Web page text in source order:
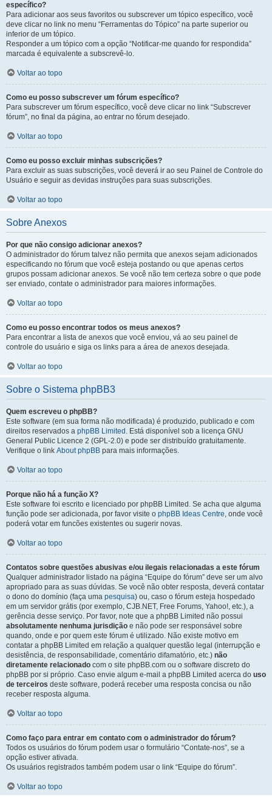
específico?
Para adicionar aos seus favoritos ou subscrever um tópico específico, você
deve clicar no link no menu “Ferramentas do Tópico” na parte superior ou
inferior de um tópico.
Responder a um tópico com a opção “Notificar-me quando for respondida”
marcada é equivalente a subscrevê-lo.
Voltar ao topo
Como eu posso subscrever um fórum específico?
Para subscrever um fórum específico, você deve clicar no link “Subscrever
fórum”, no final da página, ao entrar no fórum desejado.
Voltar ao topo
Como eu posso excluir minhas subscrições?
Para excluir as suas subscrições, você deverá ir ao seu Painel de Controle do
Usuário e seguir as devidas instruções para suas subscrições.
Voltar ao topo
Sobre Anexos
Por que não consigo adicionar anexos?
O administrador do fórum talvez não permita que anexos sejam adicionados
especificando no fórum que você esteja postando ou que apenas certos
grupos possam adicionar anexos. Se você não tem certeza sobre o que pode
ser enviado, contate o administrador para maiores informações.
Voltar ao topo
Como eu posso encontrar todos os meus anexos?
Para encontrar a lista de anexos que você enviou, vá ao seu painel de
controle do usuário e siga os links para a área de anexos desejada.
Voltar ao topo
Sobre o Sistema phpBB3
Quem escreveu o phpBB?
Este software (em sua forma não modificada) é produzido, publicado e com
direitos reservados a phpBB Limited . Está disponível sob a licença GNU
General Public Licence 2 (GPL-2.0) e pode ser distribuído gratuitamente.
Verifique o link About phpBB para mais informações.
Voltar ao topo
Porque não há a função X?
Este software foi escrito e licenciado por phpBB Limited. Se acha que alguma
função pode ser adicionada, por favor visite o phpBB Ideas Centre, onde você
poderá votar em funcões existentes ou sugerir novas.
Voltar ao topo
Contatos sobre questões abusivas e/ou ilegais relacionadas a este fórum
Qualquer administrador listado na página “Equipe do fórum” deve ser um alvo
apropriado para as suas dúvidas. Se você não obter resposta, deverá contatar
o dono do domínio (faça uma pesquisa) ou, caso o fórum esteja hospedado
em um servidor grátis (por exemplo, CJB.NET, Free Forums, Yahoo!, etc.), a
gerência desse serviço. Por favor, note que a phpBB Limited não possui
absolutamente nenhuma jurisdição e não pode ser responsável sobre
quando, onde e por quem este fórum é utilizado. Não existe motivo em
contatar a phpBB Limited em relação a qualquer questão legal (interrupção e
desistência, de responsabilidade, comentário difamatório, etc.) não
diretamente relacionado com o site phpBB.com ou o software discreto do
phpBB por si próprio. Caso envie algum e-mail a phpBB Limited acerca do uso
de terceiros deste software, poderá receber uma resposta concisa ou não
receber resposta alguma.
Voltar ao topo
Como faço para entrar em contato com o administrador do fórum?
Todos os usuários do fórum podem usar o formulário “Contate-nos”, se a
opção estiver ativada.
Os usuários registrados também podem usar o link “Equipe do fórum”.
Voltar ao topo